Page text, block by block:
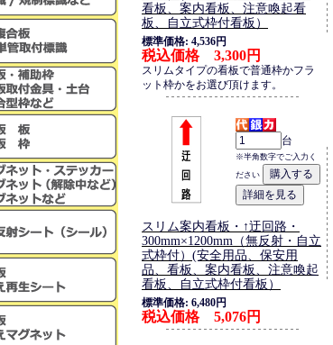
看板、案内看板、注意喚起看
板、自立式枠付看板）
標準価格: 4,536円
税込価格 3,300円
スリムタイプの看板で普通枠かフラ
ット枠かをお選び頂けます。
台
※半角数字でご入力く
ださい
スリム案内看板・↑迂回路・
300mm×1200mm（無反射・自立
式枠付）(安全用品、保安用
品、看板、案内看板、注意喚起
看板、自立式枠付看板）
標準価格: 6,480円
税込価格 5,076円